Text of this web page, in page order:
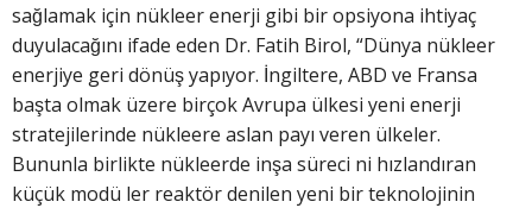
sağlamak için nükleer enerji gibi bir opsiyona ihtiyaç
duyulacağını ifade eden Dr. Fatih Birol, “Dünya nükleer
enerjiye geri dönüş yapıyor. İngiltere, ABD ve Fransa
başta olmak üzere birçok Avrupa ülkesi yeni enerji
stratejilerinde nükleere aslan payı veren ülkeler.
Bununla birlikte nükleerde inşa süreci ni hızlandıran
küçük modü ler reaktör denilen yeni bir teknolojinin